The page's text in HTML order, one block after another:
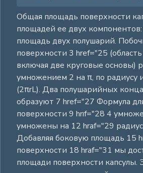
Общая площадь поверхности
площадей ее двух компонентов:
площадь двух полушарий.
поверхности 3 href="25
включая две круговые основы)
умножением 2 на π, по радиусу
(2πrL). Два полушарийных
образуют 7 href="27 Формула
поверхности 9 hrif="28 4
умножены на 12 hraf="29
Добавляя боковую площадь 15
поверхности 18 hraf="31 мы
площади поверхности капсулы.